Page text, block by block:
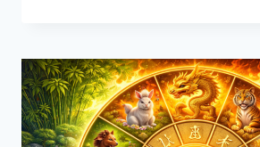
BERANI
DAN
SEMANGAT
PETUALANGNYA